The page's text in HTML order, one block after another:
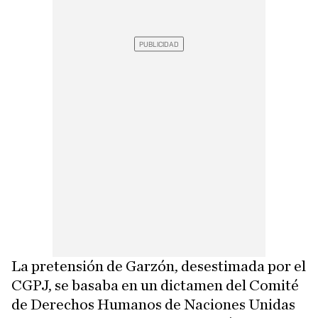
La pretensión de Garzón, desestimada por el
CGPJ, se basaba en un dictamen del Comité
de Derechos Humanos de Naciones Unidas